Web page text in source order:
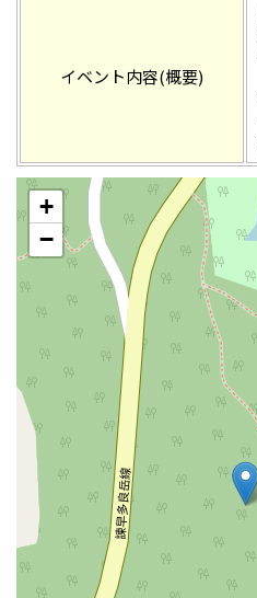
イベント内容(概要)
+
−